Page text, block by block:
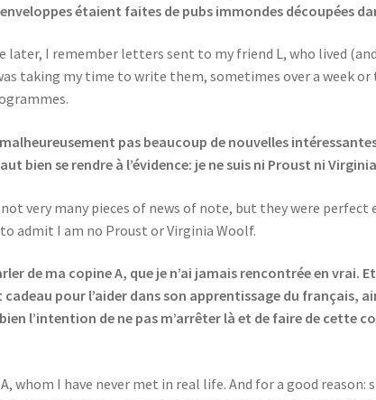
étaient faites de pubs immondes découpées
I remember letters sent to my friend L, who lived
taking my time to write them, sometimes over a week
pas beaucoup de nouvelles
bien se rendre à l’évidence: je ne suis ni Proust ni
very many pieces of news of note, but they were
admit I am no Proust or Virginia Woolf.
de ma copine A, que je n’ai jamais rencontrée en vrai.
pour l’aider dans son apprentissage du français,
l’intention de ne pas m’arrêter là et de faire de cette
whom I have never met in real life. And for a good